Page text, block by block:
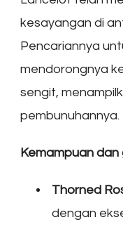
kesayangan di
Pencariannya
mendorongnya
sengit,
pembunuhannya.
Kemampuan dan
Thorned
dengan